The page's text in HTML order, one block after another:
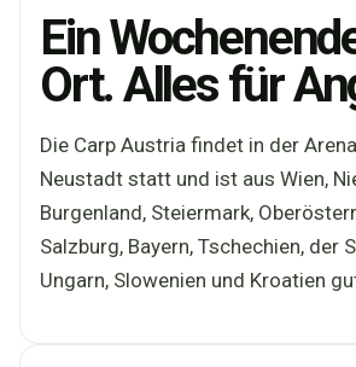
Ein
Ort. Alles für
Die Carp Austria findet in der
Neustadt statt und ist aus Wien,
Burgenland, Steiermark,
Salzburg, Bayern, Tschechien, der
Ungarn, Slowenien und Kroatien